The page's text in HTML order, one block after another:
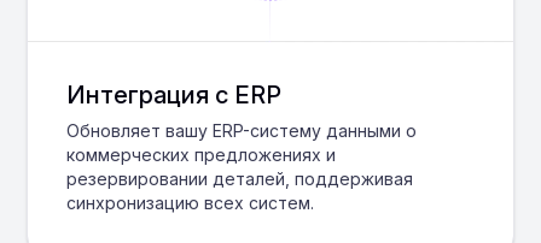
Интеграция с ERP
Обновляет вашу ERP-систему данными о
коммерческих предложениях и
резервировании деталей, поддерживая
синхронизацию всех систем.